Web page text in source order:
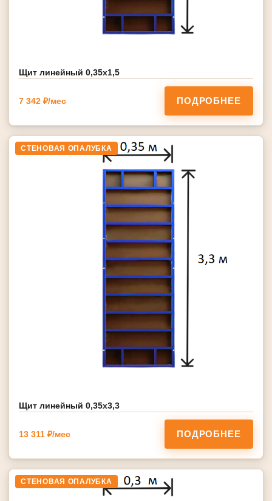
Щит линейный 0,35х1,5
7 342 ₽/мес ПОДРОБНЕЕ
СТЕНОВАЯ ОПАЛУБКА
Щит линейный 0,35х3,3
13 311 ₽/мес ПОДРОБНЕЕ
СТЕНОВАЯ ОПАЛУБКА